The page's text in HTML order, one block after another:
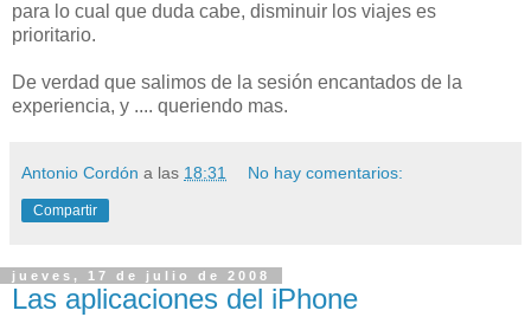
para lo cual que duda cabe, disminuir los viajes es
prioritario.
De verdad que salimos de la sesión encantados de la
experiencia, y .... queriendo mas.
Antonio Cordón a las 18:31 No hay comentarios:
Compartir
jueves, 17 de julio de 2008
Las aplicaciones del iPhone